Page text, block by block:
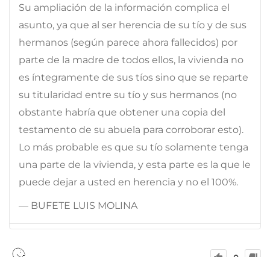
Su ampliación de la información complica el
asunto, ya que al ser herencia de su tío y de sus
hermanos (según parece ahora fallecidos) por
parte de la madre de todos ellos, la vivienda no
es íntegramente de sus tíos sino que se reparte
su titularidad entre su tío y sus hermanos (no
obstante habría que obtener una copia del
testamento de su abuela para corroborar esto).
Lo más probable es que su tío solamente tenga
una parte de la vivienda, y esta parte es la que le
puede dejar a usted en herencia y no el 100%.
— BUFETE LUIS MOLINA